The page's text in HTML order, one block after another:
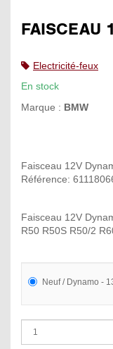
FAISCEAU
Electricité-feux
En stock
Marque : BMW
Faisceau 12V
Référence:
Faisceau 12V
R50 R50S R50/2
Neuf / Dynamo -